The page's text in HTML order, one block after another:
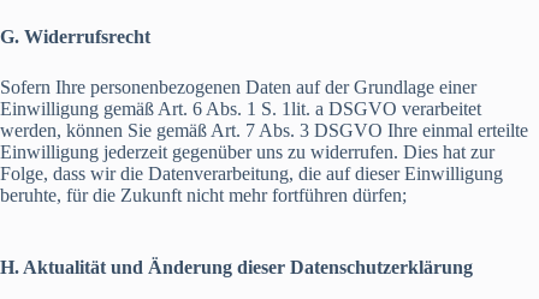
G. Widerrufsrecht
Sofern Ihre personenbezogenen Daten auf der Grundlage einer
Einwilligung gemäß Art. 6 Abs. 1 S. 1lit. a DSGVO verarbeitet
werden, können Sie gemäß Art. 7 Abs. 3 DSGVO Ihre einmal erteilte
Einwilligung jederzeit gegenüber uns zu widerrufen. Dies hat zur
Folge, dass wir die Datenverarbeitung, die auf dieser Einwilligung
beruhte, für die Zukunft nicht mehr fortführen dürfen;
H. Aktualität und Änderung dieser Datenschutzerklärung